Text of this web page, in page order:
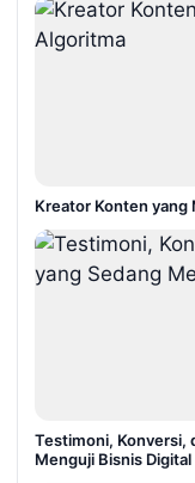
Kreator Konten yang
Testimoni, Konversi,
Menguji Bisnis Digital